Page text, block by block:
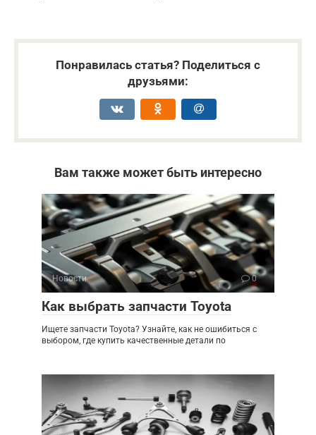
Понравилась статья? Поделиться с
друзьями:
Вам также может быть интересно
Новости 0
Как выбрать запчасти Toyota
Ищете запчасти Toyota? Узнайте, как не ошибиться с
выбором, где купить качественные детали по